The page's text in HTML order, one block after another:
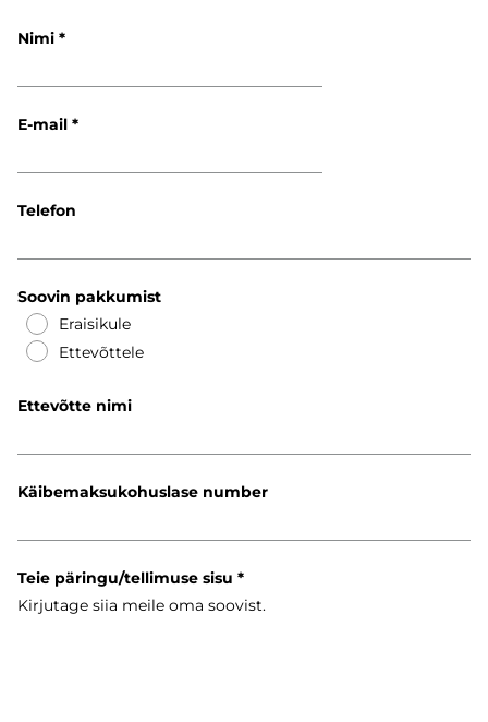
Nimi
E-mail
Telefon
Soovin pakkumist
Eraisikule
Ettevõttele
Ettevõtte nimi
Käibemaksukohuslase number
Teie päringu/tellimuse sisu